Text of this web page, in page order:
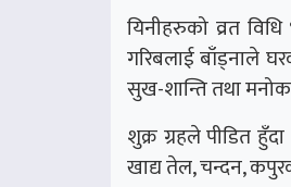
यिनीहरुको व्रत
गरिबलाई बाँड्नाले
सुख-शान्ति तथा
शुक्र ग्रहले पीडित
खाद्य तेल, चन्दन,